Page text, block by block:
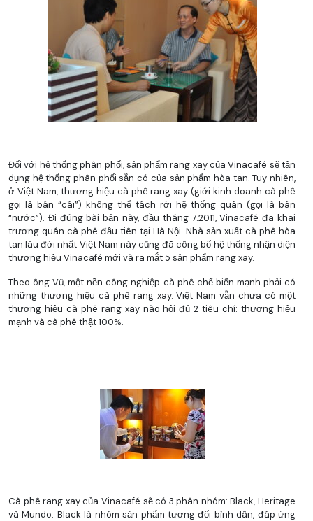
Đối với hệ thống phân phối, sản phẩm rang xay của Vinacafé sẽ tận
dụng hệ thống phân phối sẵn có của sản phẩm hòa tan. Tuy nhiên,
ở Việt Nam, thương hiệu cà phê rang xay (giới kinh doanh cà phê
gọi là bán “cái”) không thể tách rời hệ thống quán (gọi là bán
“nước”). Đi đúng bài bản này, đầu tháng 7.2011, Vinacafé đã khai
trương quán cà phê đầu tiên tại Hà Nội. Nhà sản xuất cà phê hòa
tan lâu đời nhất Việt Nam này cũng đã công bố hệ thống nhận diện
thương hiệu Vinacafé mới và ra mắt 5 sản phẩm rang xay.
Theo ông Vũ, một nền công nghiệp cà phê chế biến mạnh phải có
những thương hiệu cà phê rang xay. Việt Nam vẫn chưa có một
thương hiệu cà phê rang xay nào hội đủ 2 tiêu chí: thương hiệu
mạnh và cà phê thật 100%.
Cà phê rang xay của Vinacafé sẽ có 3 phân nhóm: Black, Heritage
và Mundo. Black là nhóm sản phẩm tương đối bình dân, đáp ứng